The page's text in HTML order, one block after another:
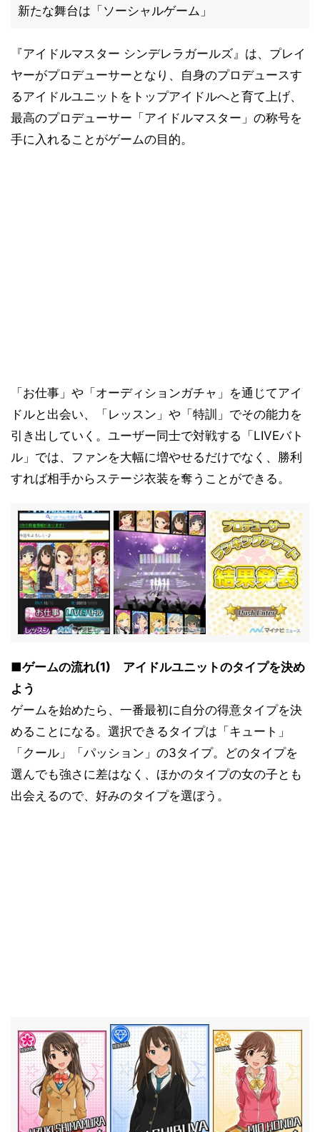
新たな舞台は「ソーシャルゲーム」
『アイドルマスター シンデレラガールズ』は、プレイ
ヤーがプロデューサーとなり、自身のプロデュースす
るアイドルユニットをトップアイドルへと育て上げ、
最高のプロデューサー「アイドルマスター」の称号を
手に入れることがゲームの目的。
「お仕事」や「オーディションガチャ」を通じてアイ
ドルと出会い、「レッスン」や「特訓」でその能力を
引き出していく。ユーザー同士で対戦する「LIVEバト
ル」では、ファンを大幅に増やせるだけでなく、勝利
すれば相手からステージ衣装を奪うことができる。
■ゲームの流れ(1) アイドルユニットのタイプを決め
よう
ゲームを始めたら、一番最初に自分の得意タイプを決
めることになる。選択できるタイプは「キュート」
「クール」「パッション」の3タイプ。どのタイプを
選んでも強さに差はなく、ほかのタイプの女の子とも
出会えるので、好みのタイプを選ぼう。